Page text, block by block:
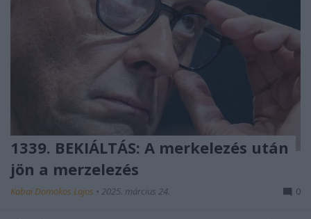
1339. BEKIÁLTÁS: A merkelezés után
jön a merzelezés
Kabai Domokos Lajos • 2025. március 24. 0